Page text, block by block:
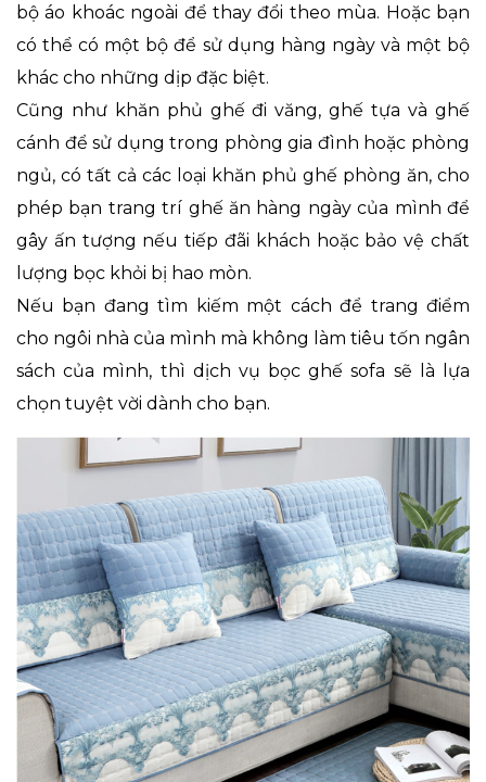
bộ áo khoác ngoài để thay đổi theo mùa. Hoặc bạn
có thể có một bộ để sử dụng hàng ngày và một bộ
khác cho những dịp đặc biệt.
Cũng như khăn phủ ghế đi văng, ghế tựa và ghế
cánh để sử dụng trong phòng gia đình hoặc phòng
ngủ, có tất cả các loại khăn phủ ghế phòng ăn, cho
phép bạn trang trí ghế ăn hàng ngày của mình để
gây ấn tượng nếu tiếp đãi khách hoặc bảo vệ chất
lượng bọc khỏi bị hao mòn.
Nếu bạn đang tìm kiếm một cách để trang điểm
cho ngôi nhà của mình mà không làm tiêu tốn ngân
sách của mình, thì dịch vụ bọc ghế sofa sẽ là lựa
chọn tuyệt vời dành cho bạn.